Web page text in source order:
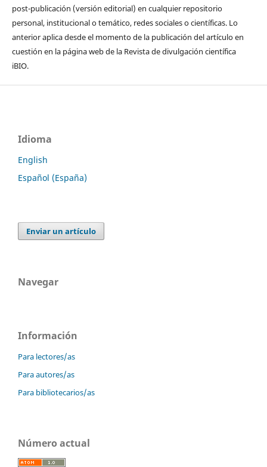
post-publicación (versión editorial) en cualquier repositorio
personal, institucional o temático, redes sociales o científicas. Lo
anterior aplica desde el momento de la publicación del artículo en
cuestión en la página web de la Revista de divulgación científica
iBIO.
Idioma
English
Español (España)
Enviar un artículo
Navegar
Información
Para lectores/as
Para autores/as
Para bibliotecarios/as
Número actual